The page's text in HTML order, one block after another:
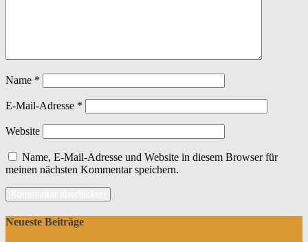
Name *
E-Mail-Adresse *
Website
Name, E-Mail-Adresse und Website in diesem Browser für
meinen nächsten Kommentar speichern.
Neueste Beiträge